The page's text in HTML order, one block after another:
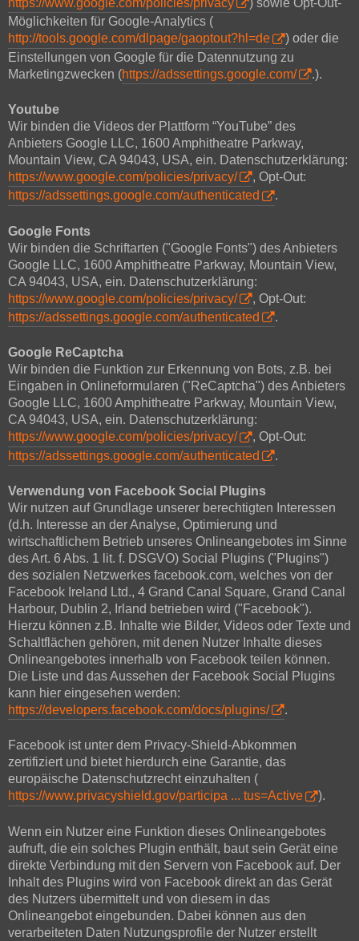
Möglichkeiten für Google-Analytics (
http://tools.google.com/dlpage/gaoptout?hl=de
) oder die
Einstellungen von Google für die Datennutzung zu
Marketingzwecken (https://adssettings.google.com/ .).
Youtube
Wir binden die Videos der Plattform “YouTube” des
Anbieters Google LLC, 1600 Amphitheatre Parkway,
Mountain View, CA 94043, USA, ein. Datenschutzerklärung:
https://www.google.com/policies/privacy/
, Opt-Out:
https://adssettings.google.com/authenticated
.
Google Fonts
Wir binden die Schriftarten ("Google Fonts") des Anbieters
Google LLC, 1600 Amphitheatre Parkway, Mountain View,
CA 94043, USA, ein. Datenschutzerklärung:
https://www.google.com/policies/privacy/
, Opt-Out:
https://adssettings.google.com/authenticated
.
Google ReCaptcha
Wir binden die Funktion zur Erkennung von Bots, z.B. bei
Eingaben in Onlineformularen ("ReCaptcha") des Anbieters
Google LLC, 1600 Amphitheatre Parkway, Mountain View,
CA 94043, USA, ein. Datenschutzerklärung:
https://www.google.com/policies/privacy/
, Opt-Out:
https://adssettings.google.com/authenticated
.
Verwendung von Facebook Social Plugins
Wir nutzen auf Grundlage unserer berechtigten Interessen
(d.h. Interesse an der Analyse, Optimierung und
wirtschaftlichem Betrieb unseres Onlineangebotes im Sinne
des Art. 6 Abs. 1 lit. f. DSGVO) Social Plugins ("Plugins")
des sozialen Netzwerkes facebook.com, welches von der
Facebook Ireland Ltd., 4 Grand Canal Square, Grand Canal
Harbour, Dublin 2, Irland betrieben wird ("Facebook").
Hierzu können z.B. Inhalte wie Bilder, Videos oder Texte und
Schaltflächen gehören, mit denen Nutzer Inhalte dieses
Onlineangebotes innerhalb von Facebook teilen können.
Die Liste und das Aussehen der Facebook Social Plugins
kann hier eingesehen werden:
https://developers.facebook.com/docs/plugins/
.
Facebook ist unter dem Privacy-Shield-Abkommen
zertifiziert und bietet hierdurch eine Garantie, das
europäische Datenschutzrecht einzuhalten (
https://www.privacyshield.gov/participa ... tus=Active
).
Wenn ein Nutzer eine Funktion dieses Onlineangebotes
aufruft, die ein solches Plugin enthält, baut sein Gerät eine
direkte Verbindung mit den Servern von Facebook auf. Der
Inhalt des Plugins wird von Facebook direkt an das Gerät
des Nutzers übermittelt und von diesem in das
Onlineangebot eingebunden. Dabei können aus den
verarbeiteten Daten Nutzungsprofile der Nutzer erstellt